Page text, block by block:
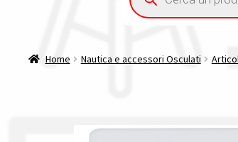
Tutte le categorie dei prodottiWishlist
Home Nautica e accessori Osculati